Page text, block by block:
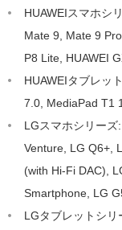
HUAWEIスマホシ
Mate 9, Mate 9
P8 Lite, HUAWEI
HUAWEIタブレッ
7.0, MediaPad T1
LGスマホシリー
Venture, LG Q6+,
(with Hi-Fi DAC),
Smartphone, LG
LGタブレットシ